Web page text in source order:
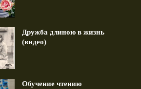
Дружба длиною в жизнь
(видео)
Обучение чтению